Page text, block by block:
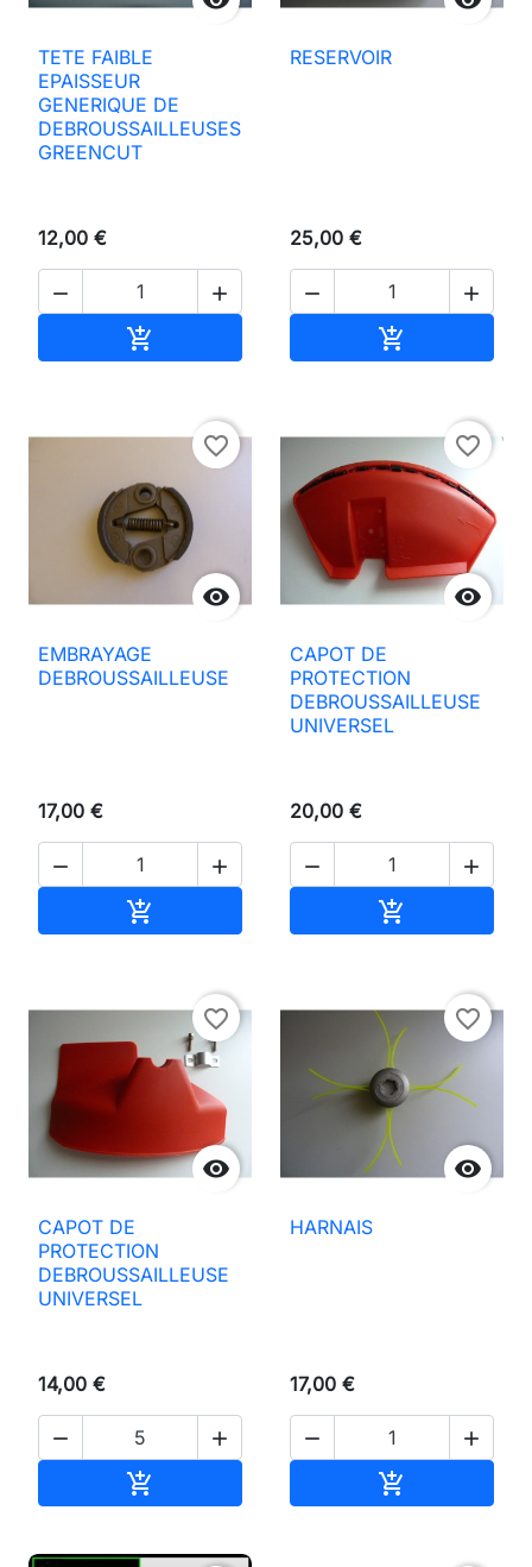
TETE FAIBLE
EPAISSEUR
GENERIQUE DE
DEBROUSSAILLEUSES
GREENCUT
12,00 €
 

RESERVOIR
25,00 €
 


favorite_border
EMBRAYAGE
DEBROUSSAILLEUSE
17,00 €
 


favorite_border
CAPOT DE
PROTECTION
DEBROUSSAILLEUSE
UNIVERSEL
20,00 €
 


favorite_border
CAPOT DE
PROTECTION
DEBROUSSAILLEUSE
UNIVERSEL
14,00 €
 


favorite_border
HARNAIS
17,00 €
 
